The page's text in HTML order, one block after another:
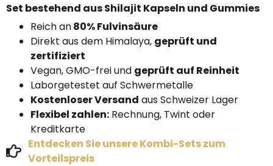
Set bestehend aus Shilajit Kapseln und Gummies
Reich an80% Fulvinsäure
Direkt aus dem Himalaya, geprüft und
zertifiziert
Vegan, GMO-frei und geprüft auf Reinheit
Laborgetestet auf Schwermetalle
Kostenloser Versand aus Schweizer Lager
Flexibel zahlen: Rechnung, Twint oder
Kreditkarte
Entdecken Sie unsere Kombi-Sets zum
Vorteilspreis